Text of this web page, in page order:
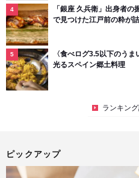
「銀座 久兵衛」出身者
で見つけた江戸前の粋が
〈食べログ3.5以下のう
光るスペイン郷土料理
ランキン
ピックアップ